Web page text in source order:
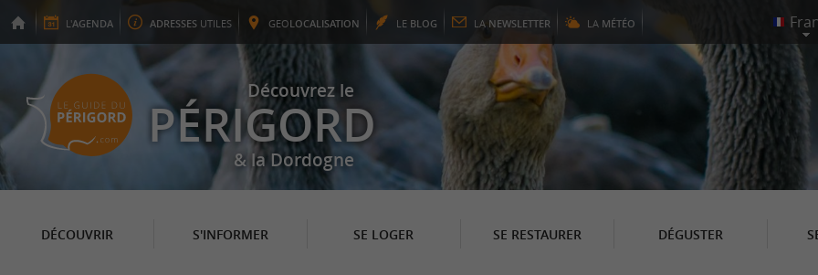
L'AGENDA ADRESSES UTILES GEOLOCALISATION LE BLOG LA NEWSLETTER LA MÉTÉO
Découvrez le
PÉRIGORD
& la Dordogne
DÉCOUVRIR S'INFORMER SE LOGER SE RESTAURER DÉGUSTER